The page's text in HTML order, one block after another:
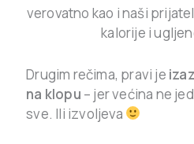
verovatno kao i naši
kalorije i
Drugim rečima, pravi je
na klopu – jer većina ne
sve. Ili izvoljeva